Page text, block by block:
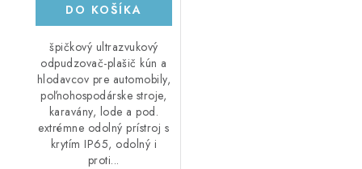
DO KOŠÍKA
špičkový ultrazvukový
odpudzovač-plašič kún a
hlodavcov pre automobily,
poľnohospodárske stroje,
karavány, lode a pod.
extrémne odolný prístroj s
krytím IP65, odolný i
proti...